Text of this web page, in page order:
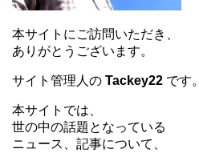
本サイトにご訪問いただき、
ありがとうございます。
サイト管理人の Tackey22 です。
本サイトでは、
世の中の話題となっている
ニュース、記事について、